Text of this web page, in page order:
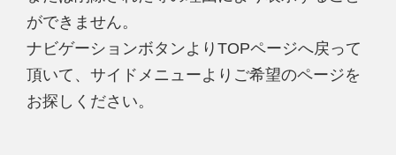
ができません。
ナビゲーションボタンよりTOPページへ戻って
頂いて、サイドメニューよりご希望のページを
お探しください。